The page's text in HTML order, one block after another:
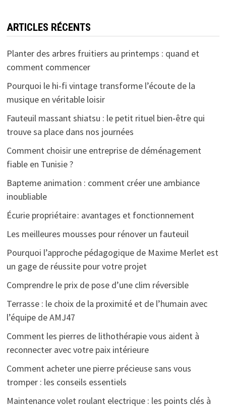
ARTICLES RÉCENTS
Planter des arbres fruitiers au printemps : quand et
comment commencer
Pourquoi le hi-fi vintage transforme l’écoute de la
musique en véritable loisir
Fauteuil massant shiatsu : le petit rituel bien-être qui
trouve sa place dans nos journées
Comment choisir une entreprise de déménagement
fiable en Tunisie ?
Bapteme animation : comment créer une ambiance
inoubliable
Écurie propriétaire : avantages et fonctionnement
Les meilleures mousses pour rénover un fauteuil
Pourquoi l’approche pédagogique de Maxime Merlet est
un gage de réussite pour votre projet
Comprendre le prix de pose d’une clim réversible
Terrasse : le choix de la proximité et de l’humain avec
l’équipe de AMJ47
Comment les pierres de lithothérapie vous aident à
reconnecter avec votre paix intérieure
Comment acheter une pierre précieuse sans vous
tromper : les conseils essentiels
Maintenance volet roulant electrique : les points clés à